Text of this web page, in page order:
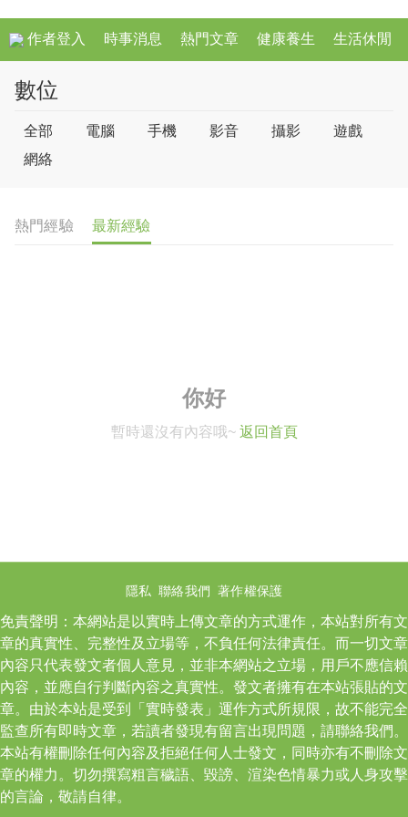
作者登入 時事消息 熱門文章 健康養生 生活休閒
數位
全部 電腦 手機 影音 攝影
遊戲
網絡
熱門經驗 最新經驗
你好
暫時還沒有內容哦~ 返回首頁
隱私 聯絡我們 著作權保護
免責聲明：本網站是以實時上傳文章的方式運作，本站對所有文
章的真實性、完整性及立場等，不負任何法律責任。而一切文章
內容只代表發文者個人意見，並非本網站之立場，用戶不應信賴
內容，並應自行判斷內容之真實性。發文者擁有在本站張貼的文
章。由於本站是受到「實時發表」運作方式所規限，故不能完全
監查所有即時文章，若讀者發現有留言出現問題，請聯絡我們。
本站有權刪除任何內容及拒絕任何人士發文，同時亦有不刪除文
章的權力。切勿撰寫粗言穢語、毀謗、渲染色情暴力或人身攻擊
的言論，敬請自律。